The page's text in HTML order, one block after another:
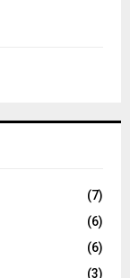
(7)
(6)
(6)
(3)